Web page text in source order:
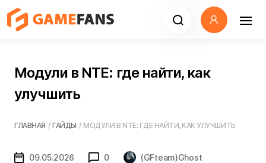
Модули в NTE: где найти, как
улучшить
ГЛАВНАЯ / ГАЙДЫ / МОДУЛИ В NTE: ГДЕ НАЙТИ, КАК УЛУЧШИТЬ
09.05.2026 0 (GFteam)Ghost